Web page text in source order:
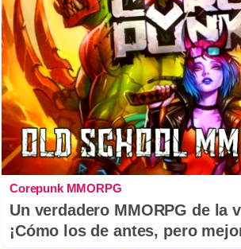
Corepunk MMORPG
Un verdadero MMORPG de la
¡Cómo los de antes, pero